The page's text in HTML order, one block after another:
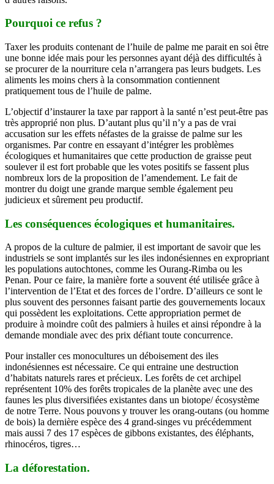
Pourquoi ce refus ?
Taxer les produits contenant de l’huile de palme me parait en soi être
une bonne idée mais pour les personnes ayant déjà des difficultés à
se procurer de la nourriture cela n’arrangera pas leurs budgets. Les
aliments les moins chers à la consommation contiennent
pratiquement tous de l’huile de palme.
L’objectif d’instaurer la taxe par rapport à la santé n’est peut-être pas
très approprié non plus. D’autant plus qu’il n’y a pas de vrai
accusation sur les effets néfastes de la graisse de palme sur les
organismes. Par contre en essayant d’intégrer les problèmes
écologiques et humanitaires que cette production de graisse peut
soulever il est fort probable que les votes positifs se fassent plus
nombreux lors de la proposition de l’amendement. Le fait de
montrer du doigt une grande marque semble également peu
judicieux et sûrement peu productif.
Les conséquences écologiques et humanitaires.
A propos de la culture de palmier, il est important de savoir que les
industriels se sont implantés sur les iles indonésiennes en expropriant
les populations autochtones, comme les Ourang-Rimba ou les
Penan. Pour ce faire, la manière forte a souvent été utilisée grâce à
l’intervention de l’Etat et des forces de l’ordre. D’ailleurs ce sont le
plus souvent des personnes faisant partie des gouvernements locaux
qui possèdent les exploitations. Cette appropriation permet de
produire à moindre coût des palmiers à huiles et ainsi répondre à la
demande mondiale avec des prix défiant toute concurrence.
Pour installer ces monocultures un déboisement des iles
indonésiennes est nécessaire. Ce qui entraine une destruction
d’habitats naturels rares et précieux. Les forêts de cet archipel
représentent 10% des forêts tropicales de la planète avec une des
faunes les plus diversifiées existantes dans un biotope/ écosystème
de notre Terre. Nous pouvons y trouver les orang-outans (ou homme
de bois) la dernière espèce des 4 grand-singes vu précédemment
mais aussi 7 des 17 espèces de gibbons existantes, des éléphants,
rhinocéros, tigres…
La déforestation.